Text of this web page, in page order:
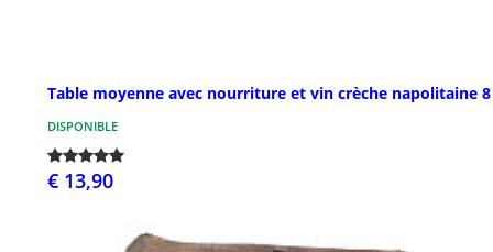
Table moyenne avec nourriture et vin crèche napolitaine
DISPONIBLE
€ 13,90